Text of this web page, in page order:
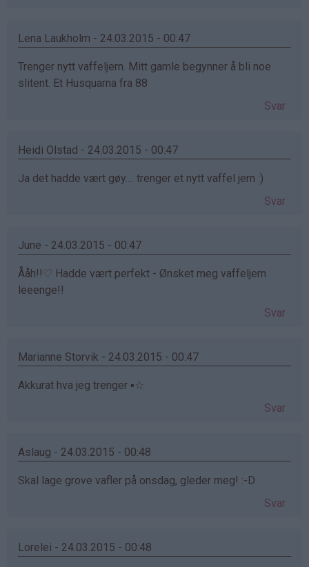
Lena Laukholm - 24.03.2015 - 00:47
Trenger nytt vaffeljern. Mitt gamle begynner å bli noe
slitent. Et Husquarna fra 88
Svar
Heidi Olstad - 24.03.2015 - 00:47
Ja det hadde vært gøy.... trenger et nytt vaffel jern :)
Svar
June - 24.03.2015 - 00:47
Ååh!!♡ Hadde vært perfekt - Ønsket meg vaffeljern
leeenge!!
Svar
Marianne Storvik - 24.03.2015 - 00:47
Akkurat hva jeg trenger ▪☆
Svar
Aslaug - 24.03.2015 - 00:48
Skal lage grove vafler på onsdag, gleder meg! :-D
Svar
Lorelei - 24.03.2015 - 00:48